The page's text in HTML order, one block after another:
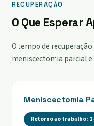
RECUPERAÇÃO
O Que Esperar
O tempo de
meniscectomia parcial
Meniscectomia
Retorno ao trabalho: